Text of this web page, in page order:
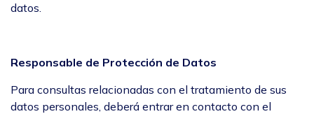
datos.
Responsable de Protección de Datos
Para consultas relacionadas con el tratamiento de sus
datos personales, deberá entrar en contacto con el